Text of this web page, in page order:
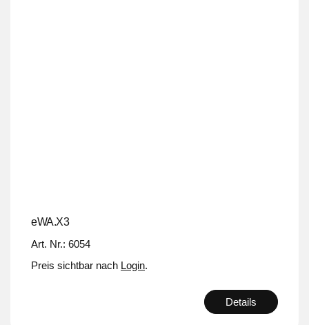
eWA.X3
Art. Nr.: 6054
Preis sichtbar nach Login.
Details